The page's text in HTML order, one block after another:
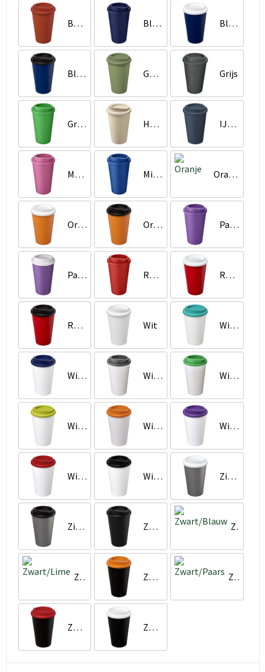
Baksteen Blauw Blauw/Wit
Blauw/Zwart Gemêleerd groen Grijs
Groen Havermout IJsblauw
Magenta Middenblauw Oranje
Oranje/Wit Oranje/Zwart Paars
Paars/Wit Rood Rood/Wit
Rood/Zwart Wit Wit/Aqua
Wit/Blauw Wit/Grijs Wit/Groen
Wit/Lime Wit/Oranje Wit/Paars
Wit/Rood Wit/Zwart Zilver/Wit
Zilver/Zwart Zwart Zwart/Blauw
Zwart/Lime Zwart/Oranje Zwart/Paars
Zwart/Rood Zwart/Wit